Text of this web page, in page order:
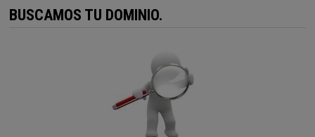
BUSCAMOS TU DOMINIO.